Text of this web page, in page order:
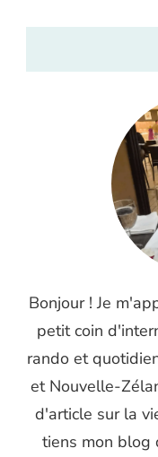
Bonjour ! Je
petit coin
rando et
et Nouvelle-
d'article sur la
tiens mon blog